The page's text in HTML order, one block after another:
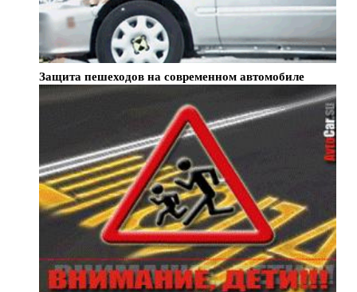
Защита пешеходов на современном автомобиле